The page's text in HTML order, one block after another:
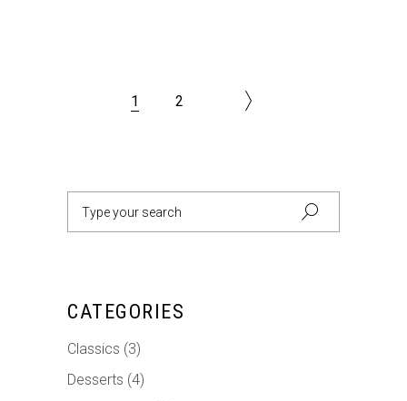
1 2
CATEGORIES
Classics (3)
Desserts (4)